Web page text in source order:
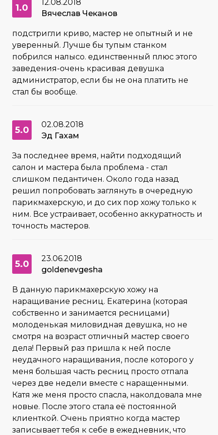
1.0
12.08.2018
Вячеслав Чеканов
подстригли криво, мастер не опытный и не
уверенный. Лучше бы тупым станком
побрился налысо. единственный плюс этого
заведения-очень красивая девушка
администратор, если бы не она платить не
стал бы вообще.
5.0
02.08.2018
Эд Гахам
За последнее время, найти подходящий
салон и мастера была проблема - стал
слишком педантичен. Около года назад
решил попробовать заглянуть в очередную
парикмахерскую, и до сих пор хожу только к
ним. Все устраивает, особенно аккуратность и
точность мастеров.
5.0
23.06.2018
goldenevgesha
В данную парикмахерскую хожу на
наращивание ресниц. Екатерина (которая
собственно и занимается ресницами)
молоденькая миловидная девушка, но не
смотря на возраст отличный мастер своего
дела! Первый раз пришла к ней после
неудачного наращивания, после которого у
меня большая часть ресниц просто отпала
через две недели вместе с наращенными.
Катя же меня просто спасла, наколдовала мне
новые. После этого стала её постоянной
клиенткой. Очень приятно когда мастер
записывает тебя к себе в ежедневник, что